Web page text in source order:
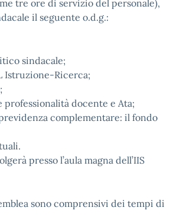
tre ore di servizio del personale),
il seguente o.d.g.:
sindacale;
Istruzione-Ricerca;
professionalità docente e Ata;
complementare: il fondo
presso l’aula magna dell’IIS
sono comprensivi dei tempi di